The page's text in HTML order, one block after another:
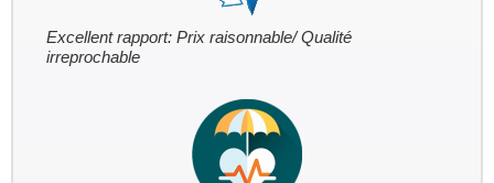
Excellent rapport: Prix raisonnable/ Qualité
irreprochable